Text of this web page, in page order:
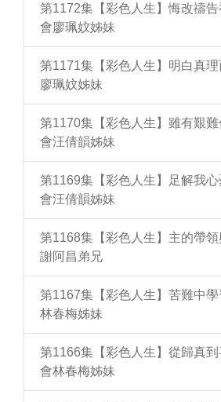
第1172集【彩色人生】悔改禱
會廖珮妏姊妹
第1171集【彩色人生】明白真
廖珮妏姊妹
第1170集【彩色人生】雖有艱
會汪倩韻姊妹
第1169集【彩色人生】足解我
會汪倩韻姊妹
第1168集【彩色人生】主的帶
謝阿昌弟兄
第1167集【彩色人生】苦難中
林春梅姊妹
第1166集【彩色人生】從歸真
會林春梅姊妹